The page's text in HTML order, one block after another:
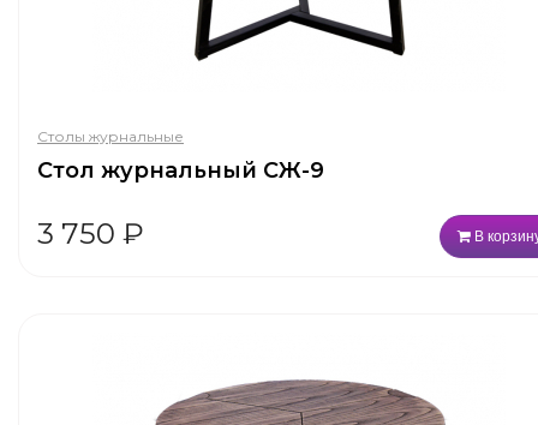
Столы журнальные
Стол журнальный СЖ-9
3 750 ₽ В